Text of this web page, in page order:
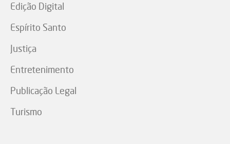
Edição Digital
Espírito Santo
Justiça
Entretenimento
Publicação Legal
Turismo